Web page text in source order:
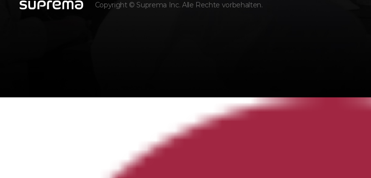
Copyright © Suprema Inc. Alle Rechte vorbehalten.